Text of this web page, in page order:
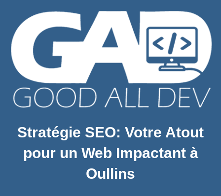
Stratégie SEO: Votre Atout
pour un Web Impactant à
Oullins